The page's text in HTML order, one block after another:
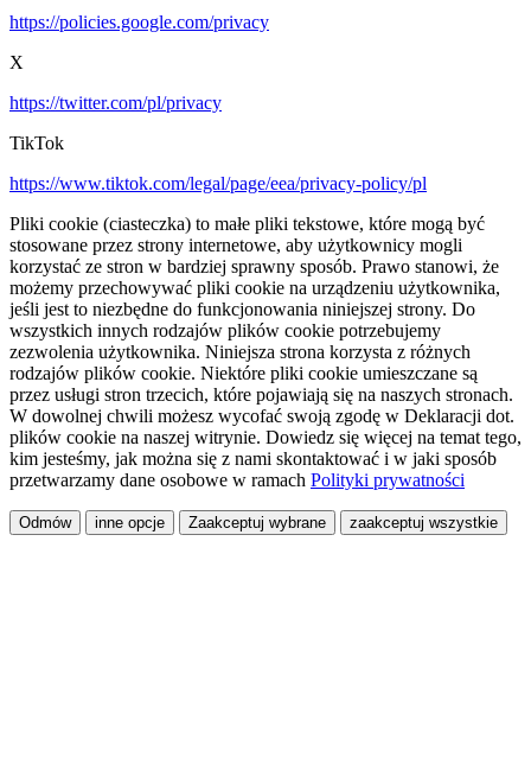
https://policies.google.com/privacy
X
https://twitter.com/pl/privacy
TikTok
https://www.tiktok.com/legal/page/eea/privacy-policy/pl
Pliki cookie (ciasteczka) to małe pliki tekstowe, które mogą być
stosowane przez strony internetowe, aby użytkownicy mogli
korzystać ze stron w bardziej sprawny sposób. Prawo stanowi, że
możemy przechowywać pliki cookie na urządzeniu użytkownika,
jeśli jest to niezbędne do funkcjonowania niniejszej strony. Do
wszystkich innych rodzajów plików cookie potrzebujemy
zezwolenia użytkownika. Niniejsza strona korzysta z różnych
rodzajów plików cookie. Niektóre pliki cookie umieszczane są
przez usługi stron trzecich, które pojawiają się na naszych stronach.
W dowolnej chwili możesz wycofać swoją zgodę w Deklaracji dot.
plików cookie na naszej witrynie. Dowiedz się więcej na temat tego,
kim jesteśmy, jak można się z nami skontaktować i w jaki sposób
przetwarzamy dane osobowe w ramach Polityki prywatności
Odmów inne opcje Zaakceptuj wybrane zaakceptuj wszystkie